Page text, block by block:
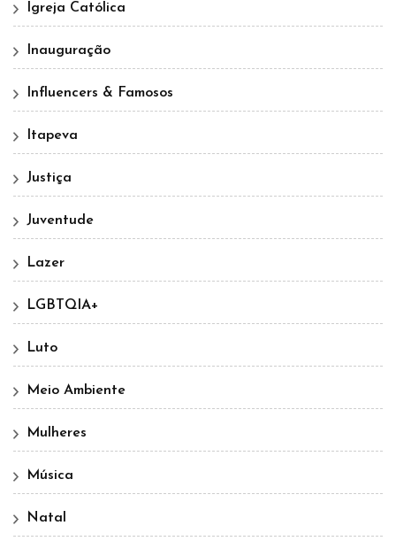
Igreja Católica
Inauguração
Influencers & Famosos
Itapeva
Justiça
Juventude
Lazer
LGBTQIA+
Luto
Meio Ambiente
Mulheres
Música
Natal